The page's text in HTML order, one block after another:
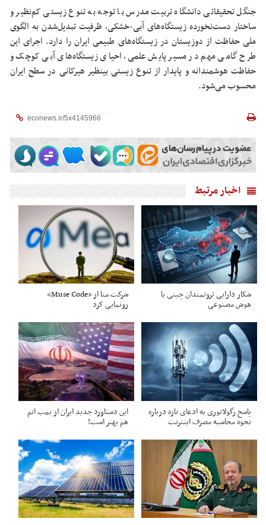
جنگل تحقیقاتی دانشگاه تربیت مدرس با توجه به تنوع زیستی کم‌نظیر و
ساختار دست‌نخورده زیستگاه‌های آبی-خشکی، ظرفیت تبدیل‌شدن به الگوی
ملی حفاظت از دوزیستان در زیستگاه‌های طبیعی ایران را دارد. اجرای این
طرح گامی مهم در مسیر پایش علمی، احیای زیستگاه‌های آبی کوچک و
حفاظت هوشمندانه و پایدار از تنوع زیستی بینظیر هیرکانی در سطح ایران
محسوب می‌شود.
اخبار مرتبط
شکار دارایی ثروتمندان چینی با
هوش مصنوعی
شرکت متا از «Muse Code»
رونمایی کرد
پاسخ رگولاتوری به ادعای تازه درباره
نحوه محاسبه مصرف اینترنت
این دستاورد جدید ایران از بمب اتم
هم بهتر است!